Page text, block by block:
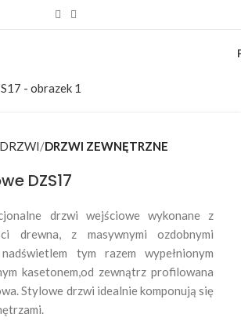
DRZWI DRZWI ZEWNĘTRZNE
DZS17
drzwi wejściowe wykonane z
drewna, z masywnymi ozdobnymi
tym razem wypełnionym
kasetonem,od zewnątrz profilowana
Stylowe drzwi idealnie komponują się